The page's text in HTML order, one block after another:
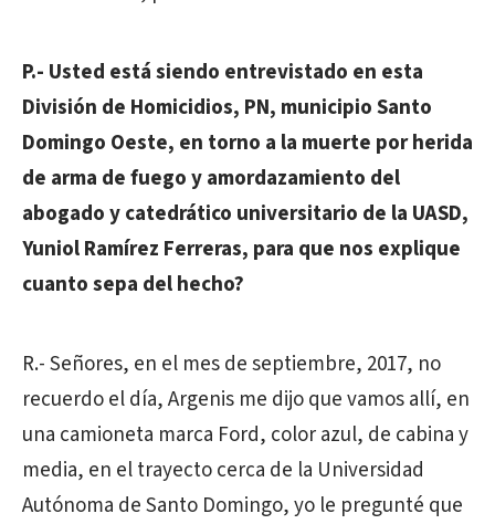
P.- Usted está siendo entrevistado en esta
División de Homicidios, PN, municipio Santo
Domingo Oeste, en torno a la muerte por herida
de arma de fuego y amordazamiento del
abogado y catedrático universitario de la UASD,
Yuniol Ramírez Ferreras, para que nos explique
cuanto sepa del hecho?
R.- Señores, en el mes de septiembre, 2017, no
recuerdo el día, Argenis me dijo que vamos allí, en
una camioneta marca Ford, color azul, de cabina y
media, en el trayecto cerca de la Universidad
Autónoma de Santo Domingo, yo le pregunté que